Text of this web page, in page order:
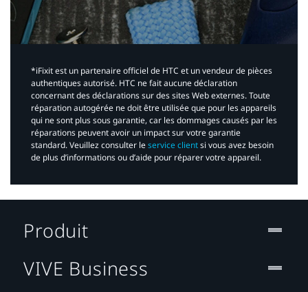
*iFixit est un partenaire officiel de HTC et un vendeur de pièces
authentiques autorisé. HTC ne fait aucune déclaration
concernant des déclarations sur des sites Web externes. Toute
réparation autogérée ne doit être utilisée que pour les appareils
qui ne sont plus sous garantie, car les dommages causés par les
réparations peuvent avoir un impact sur votre garantie
standard. Veuillez consulter leservice clientsi vous avez besoin
de plus d’informations ou d’aide pour réparer votre appareil.​
Produit
VIVE Business